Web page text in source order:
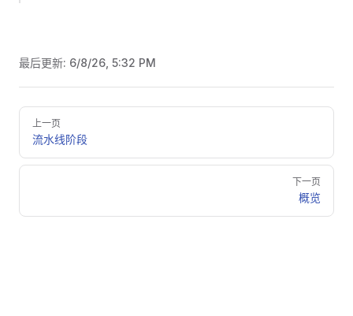
最后更新: 6/8/26, 5:32 PM
Pager
上一页
流水线阶段
下一页
概览